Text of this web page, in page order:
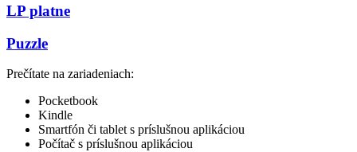
LP platne
Puzzle
Prečítate na zariadeniach:
Pocketbook
Kindle
Smartfón či tablet s príslušnou aplikáciou
Počítač s príslušnou aplikáciou